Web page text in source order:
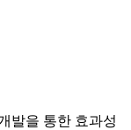
발을 통한 효과성